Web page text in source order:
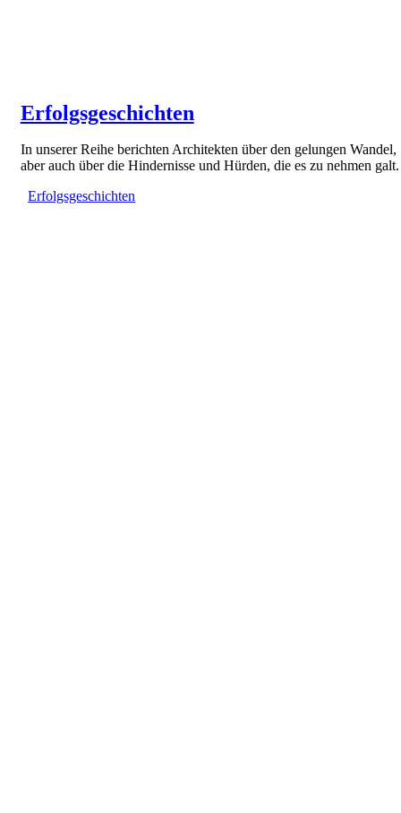
Erfolgsgeschichten
In unserer Reihe berichten Architekten über den gelungen Wandel,
aber auch über die Hindernisse und Hürden, die es zu nehmen galt.
Erfolgsgeschichten